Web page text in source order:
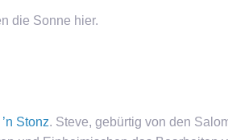
die Sonne hier.
Stonz. Steve, gebürtig von den